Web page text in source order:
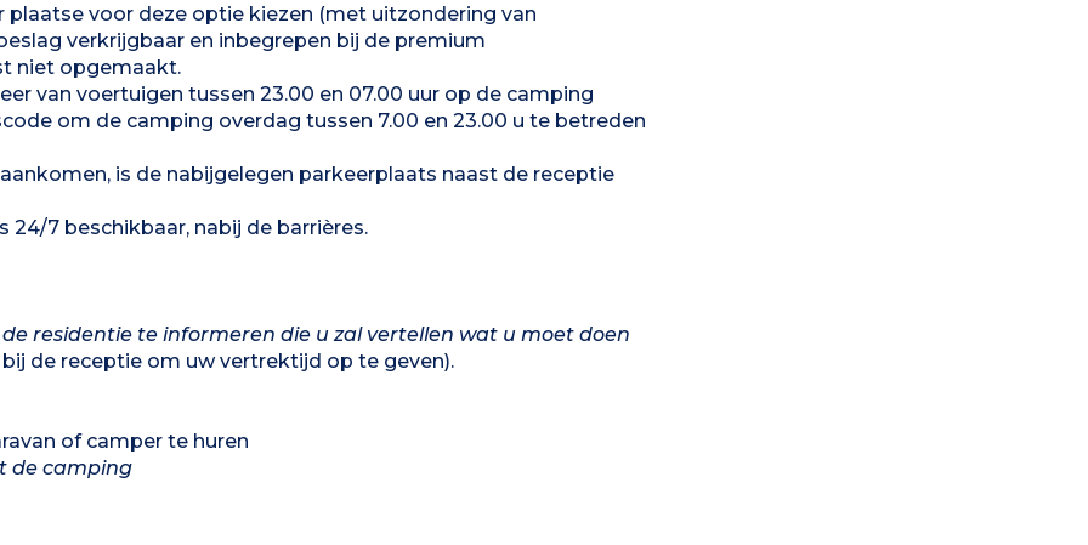
voor deze optie kiezen (met uitzondering van
verkrijgbaar en inbegrepen bij de premium
niet opgemaakt.
van voertuigen tussen 23.00 en 07.00 uur op de camping
om de camping overdag tussen 7.00 en 23.00 u te betreden
is de nabijgelegen parkeerplaats naast de receptie
24/7 beschikbaar, nabij de barrières.
residentie te informeren die u zal vertellen wat u moet doen
de receptie om uw vertrektijd op te geven).
of camper te huren
de camping